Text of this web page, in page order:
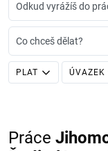
Odkud vyrážíš do
Co chceš dělat?
PLAT ÚVAZEK
Práce